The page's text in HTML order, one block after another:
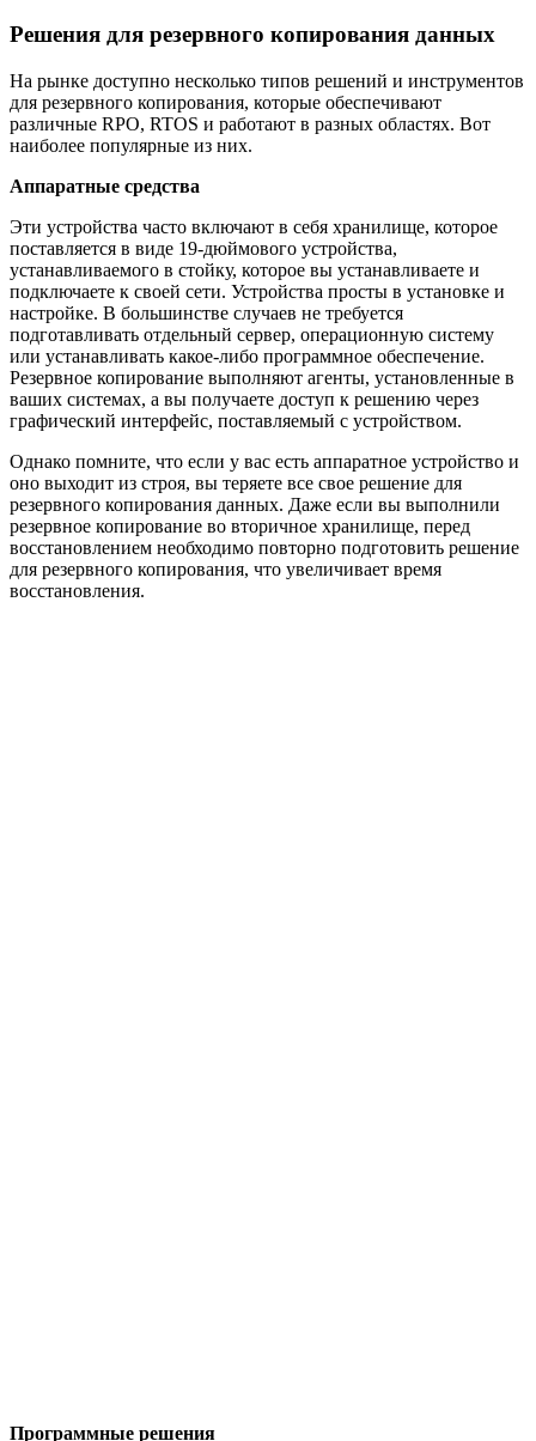
Решения для резервного копирования данных
На рынке доступно несколько типов решений и инструментов
для резервного копирования, которые обеспечивают
различные RPO, RTOS и работают в разных областях. Вот
наиболее популярные из них.
Аппаратные средства
Эти устройства часто включают в себя хранилище, которое
поставляется в виде 19-дюймового устройства,
устанавливаемого в стойку, которое вы устанавливаете и
подключаете к своей сети. Устройства просты в установке и
настройке. В большинстве случаев не требуется
подготавливать отдельный сервер, операционную систему
или устанавливать какое-либо программное обеспечение.
Резервное копирование выполняют агенты, установленные в
ваших системах, а вы получаете доступ к решению через
графический интерфейс, поставляемый с устройством.
Однако помните, что если у вас есть аппаратное устройство и
оно выходит из строя, вы теряете все свое решение для
резервного копирования данных. Даже если вы выполнили
резервное копирование во вторичное хранилище, перед
восстановлением необходимо повторно подготовить решение
для резервного копирования, что увеличивает время
восстановления.
Программные решения